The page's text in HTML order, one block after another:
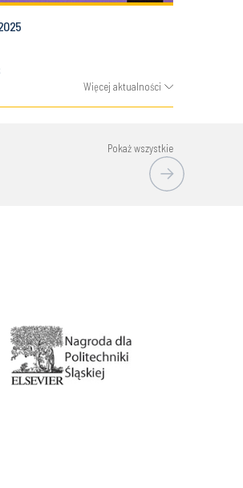
Więcej aktualności
Pokaż wszystkie